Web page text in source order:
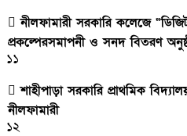
নীলফামারী সরকারি কলেজে
প্রকল্পেরসমাপনী ও সনদ বিতরণ
১১
শাহীপাড়া সরকারি প্রাথমিক
নীলফামারী
১২